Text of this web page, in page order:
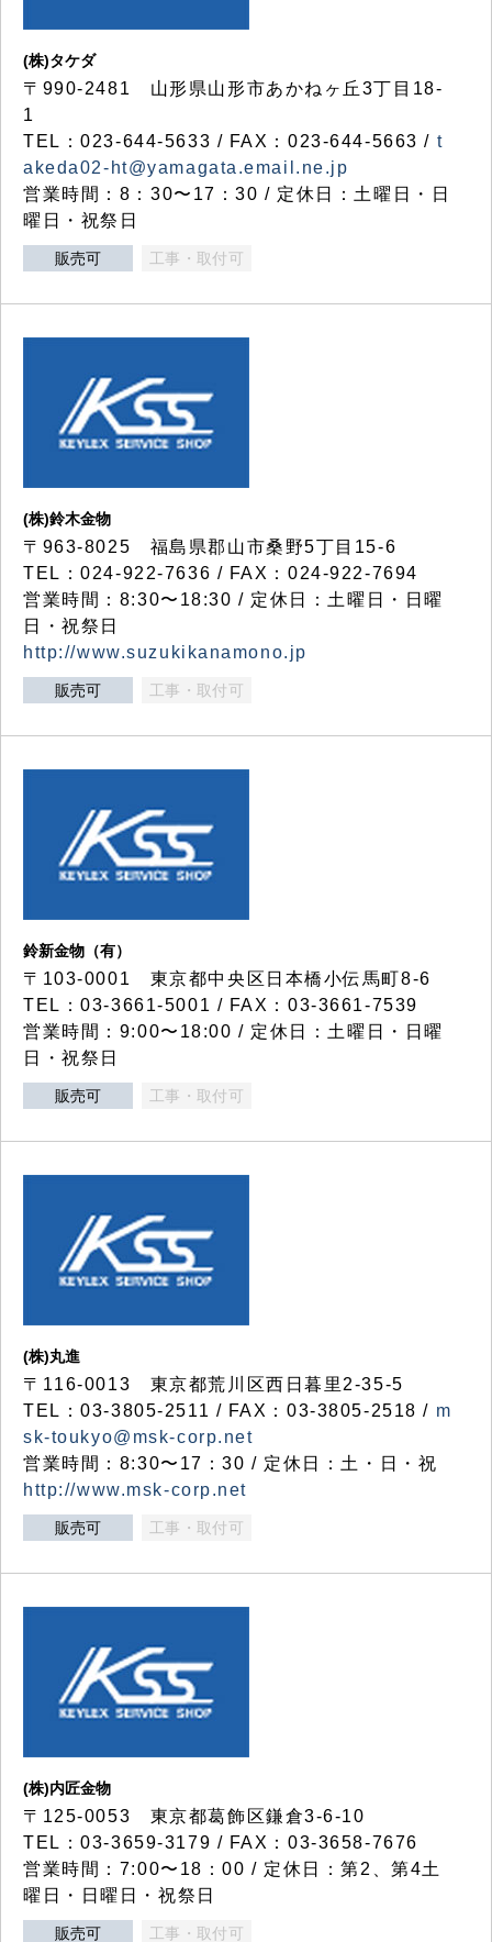
(株)タケダ
〒990-2481 山形県山形市あかねヶ丘3丁目18-
1
TEL：023-644-5633 / FAX：023-644-5663 / t
akeda02-ht@yamagata.email.ne.jp
営業時間：8：30〜17：30 / 定休日：土曜日・日
曜日・祝祭日
販売可 工事・取付可
(株)鈴木金物
〒963-8025 福島県郡山市桑野5丁目15-6
TEL：024-922-7636 / FAX：024-922-7694
営業時間：8:30〜18:30 / 定休日：土曜日・日曜
日・祝祭日
http://www.suzukikanamono.jp
販売可 工事・取付可
鈴新金物（有）
〒103-0001 東京都中央区日本橋小伝馬町8-6
TEL：03-3661-5001 / FAX：03-3661-7539
営業時間：9:00〜18:00 / 定休日：土曜日・日曜
日・祝祭日
販売可 工事・取付可
(株)丸進
〒116-0013 東京都荒川区西日暮里2-35-5
TEL：03-3805-2511 / FAX：03-3805-2518 / m
sk-toukyo@msk-corp.net
営業時間：8:30〜17：30 / 定休日：土・日・祝
http://www.msk-corp.net
販売可 工事・取付可
(株)内匠金物
〒125-0053 東京都葛飾区鎌倉3-6-10
TEL：03-3659-3179 / FAX：03-3658-7676
営業時間：7:00〜18：00 / 定休日：第2、第4土
曜日・日曜日・祝祭日
販売可 工事・取付可